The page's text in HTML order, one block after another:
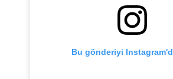
Bu gönderiyi